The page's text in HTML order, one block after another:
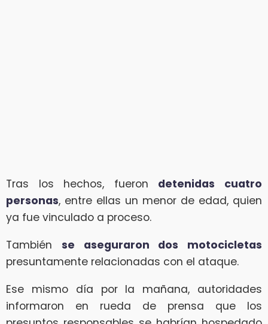
Tras los hechos, fueron detenidas cuatro
personas, entre ellas un menor de edad, quien
ya fue vinculado a proceso.
También se aseguraron dos motocicletas
presuntamente relacionadas con el ataque.
Ese mismo día por la mañana, autoridades
informaron en rueda de prensa que los